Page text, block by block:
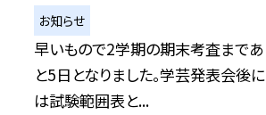
お知らせ
早いもので2学期の期末考査まであ
と5日となりました。学芸発表会後に
は試験範囲表と...